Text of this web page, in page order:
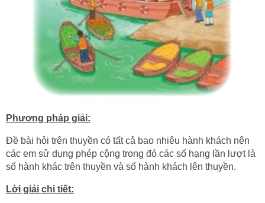
Phương pháp giải:
Đề bài hỏi trên thuyền có tất cả bao nhiêu hành khách nên
các em sử dụng phép cộng trong đó các số hạng lần lượt là
số hành khác trên thuyền và số hành khách lên thuyền.
Lời giải chi tiết: